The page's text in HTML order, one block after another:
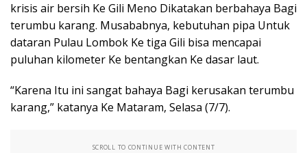
krisis air bersih Ke Gili Meno Dikatakan berbahaya Bagi
terumbu karang. Musababnya, kebutuhan pipa Untuk
dataran Pulau Lombok Ke tiga Gili bisa mencapai
puluhan kilometer Ke bentangkan Ke dasar laut.
“Karena Itu ini sangat bahaya Bagi kerusakan terumbu
karang,” katanya Ke Mataram, Selasa (7/7).
SCROLL TO CONTINUE WITH CONTENT